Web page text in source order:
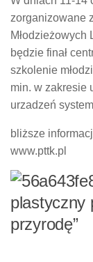
zorganizowane
Młodzieżowych
będzie finał
szkolenie
min. w zakresie
urzadzeń
bliższe
www.pttk.pl
plastyczny
przyrodę”